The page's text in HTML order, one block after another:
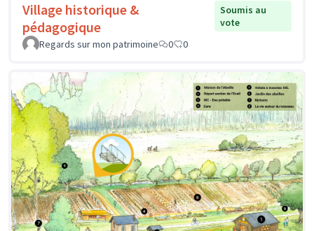
Village historique &
pédagogique
Soumis au
vote
Regards sur mon patrimoine
0 0